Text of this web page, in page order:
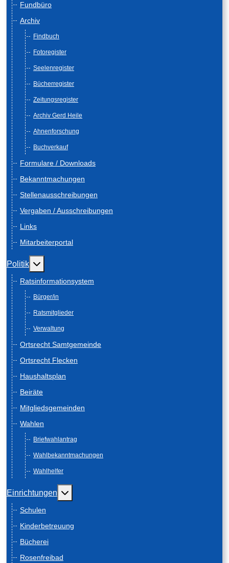
Fundbüro
Archiv
Findbuch
Fotoregister
Seelenregister
Bücherregister
Zeitungsregister
Archiv Gerd Heile
Ahnenforschung
Buchverkauf
Formulare / Downloads
Bekanntmachungen
Stellenausschreibungen
Vergaben / Ausschreibungen
Links
Mitarbeiterportal
Politik Weitere Informationen: Politik
Ratsinformationsystem
Bürger/in
Ratsmitglieder
Verwaltung
Ortsrecht Samtgemeinde
Ortsrecht Flecken
Haushaltsplan
Beiräte
Mitgliedsgemeinden
Wahlen
Briefwahlantrag
Wahlbekanntmachungen
Wahlhelfer
Einrichtungen Weitere Informationen: Einrichtungen
Schulen
Kinderbetreuung
Bücherei
Rosenfreibad